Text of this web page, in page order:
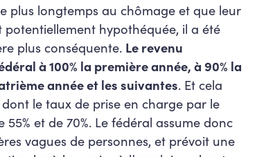
plus longtemps au chômage et que leur
hypothéquée, il a été
plus conséquente. Le revenu
à 100% la première année, à 90% la
année et les suivantes. Et cela
le taux de prise en charge par le
et de 70%. Le fédéral assume donc
vagues de personnes, et prévoit une